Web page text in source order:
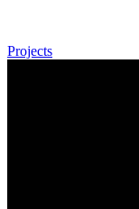
Projects